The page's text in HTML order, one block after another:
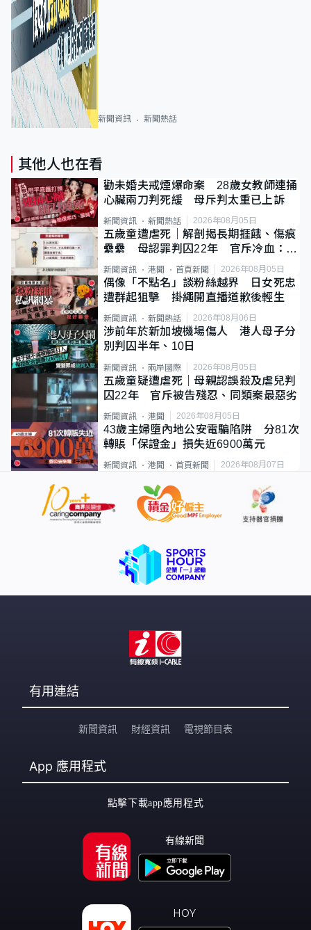
新聞資訊 新聞熱話
其他人也在看
勸未婚夫戒煙爆命案 28歲女教師連捅
心臟兩刀判死緩 母斥判太重已上訴
新聞資訊 新聞熱話 2026年08月05日
五歲童遭虐死｜解剖揭長期捱餓、傷痕
纍纍 母認罪判囚22年 官斥冷血：同
類案最惡劣
新聞資訊 港聞 首頁新聞 2026年08月05日
偶像「不點名」談粉絲越界 日女死忠
遭群起狙擊 掛繩開直播道歉後輕生
新聞資訊 新聞熱話 2026年08月06日
涉前年於新加坡機場傷人 港人母子分
別判囚半年、10日
新聞資訊 兩岸國際 2026年08月05日
五歲童疑遭虐死｜母親認誤殺及虐兒判
囚22年 官斥被告殘忍、同類案最惡劣
新聞資訊 港聞 2026年08月05日
43歲主婦墮內地公安電騙陷阱 分81次
轉賬「保證金」損失近6900萬元
新聞資訊 港聞 首頁新聞 2026年08月07日
有用連結
新聞資訊 財經資訊 電視節目表
App 應用程式
點擊下載app應用程式
有線新聞
HOY